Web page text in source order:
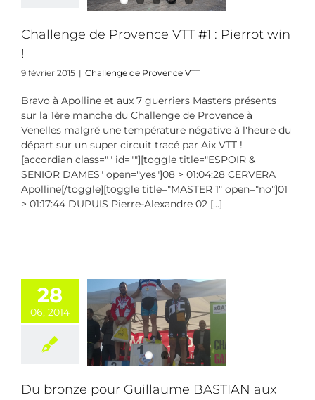
Challenge de Provence VTT #1 : Pierrot win
!
9 février 2015 | Challenge de Provence VTT
Bravo à Apolline et aux 7 guerriers Masters présents
sur la 1ère manche du Challenge de Provence à
Venelles malgré une température négative à l'heure du
départ sur un super circuit tracé par Aix VTT !
[accordian class="" id=""][toggle title="ESPOIR &
SENIOR DAMES" open="yes"]08 > 01:04:28 CERVERA
Apolline[/toggle][toggle title="MASTER 1" open="no"]01
> 01:17:44 DUPUIS Pierre-Alexandre 02 [...]
28
06, 2014
pour
de
Du bronze pour Guillaume BASTIAN aux